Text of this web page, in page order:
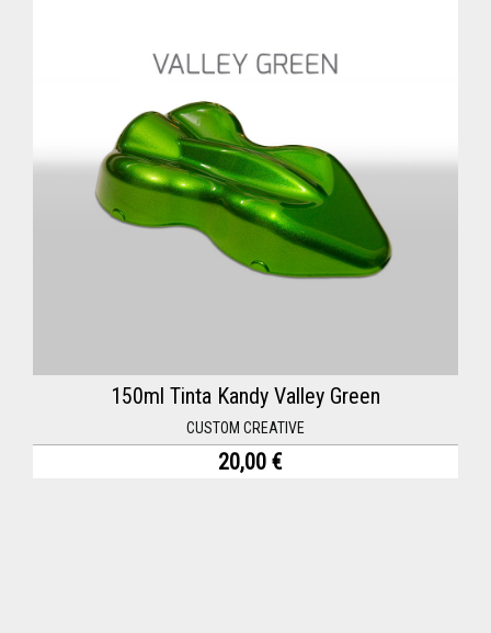
150ml Tinta Kandy Valley Green
CUSTOM CREATIVE
20,00 €